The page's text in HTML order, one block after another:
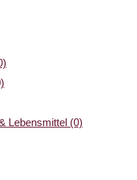
Lebensmittel (0)